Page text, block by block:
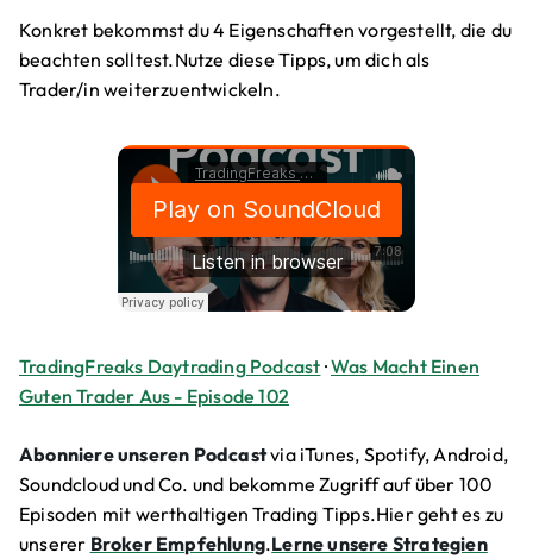
Konkret bekommst du 4 Eigenschaften vorgestellt, die du
beachten solltest.Nutze diese Tipps, um dich als
Trader/in weiterzuentwickeln.
TradingFreaks Daytrading Podcast ·Was Macht Einen
Guten Trader Aus - Episode 102
Abonniere unseren Podcastvia iTunes, Spotify, Android,
Soundcloud und Co. und bekomme Zugriff auf über 100
Episoden mit werthaltigen Trading Tipps.Hier geht es zu
unserer Broker Empfehlung.Lerne unsere Strategien